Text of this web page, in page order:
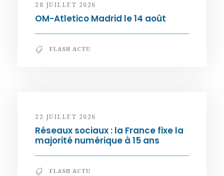
28 JUILLET 2026
OM-Atletico Madrid le 14 août
FLASH ACTU
22 JUILLET 2026
Réseaux sociaux : la France fixe la
majorité numérique à 15 ans
FLASH ACTU